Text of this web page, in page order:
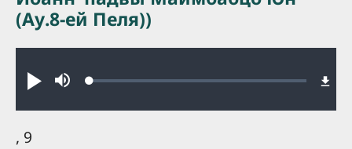
Play MuteLoaded:
(Ау.8-ей Пеля))
, 9